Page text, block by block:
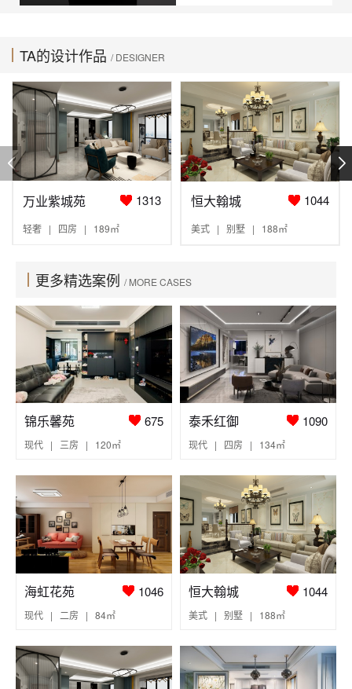
TA的设计作品 / DESIGNER
万业紫城苑 1313
轻奢 | 四房 | 189㎡
恒大翰城 1044
美式 | 别墅 | 188㎡
更多精选案例 / MORE CASES
锦乐馨苑 675
现代 | 三房 | 120㎡
泰禾红御 1090
现代 | 四房 | 134㎡
海虹花苑 1046
现代 | 二房 | 84㎡
恒大翰城 1044
美式 | 别墅 | 188㎡